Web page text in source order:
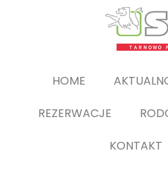
HOME
REZERWACJE
KONTAKT